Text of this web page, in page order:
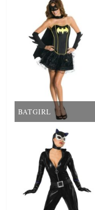
BATGIRL